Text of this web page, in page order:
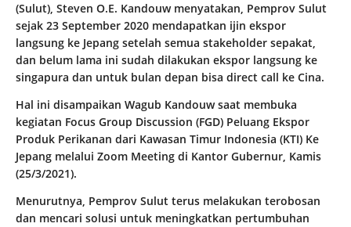
(Sulut), Steven O.E. Kandouw menyatakan, Pemprov Sulut
sejak 23 September 2020 mendapatkan ijin ekspor
langsung ke Jepang setelah semua stakeholder sepakat,
dan belum lama ini sudah dilakukan ekspor langsung ke
singapura dan untuk bulan depan bisa direct call ke Cina.
Hal ini disampaikan Wagub Kandouw saat membuka
kegiatan Focus Group Discussion (FGD) Peluang Ekspor
Produk Perikanan dari Kawasan Timur Indonesia (KTI) Ke
Jepang melalui Zoom Meeting di Kantor Gubernur, Kamis
(25/3/2021).
Menurutnya, Pemprov Sulut terus melakukan terobosan
dan mencari solusi untuk meningkatkan pertumbuhan